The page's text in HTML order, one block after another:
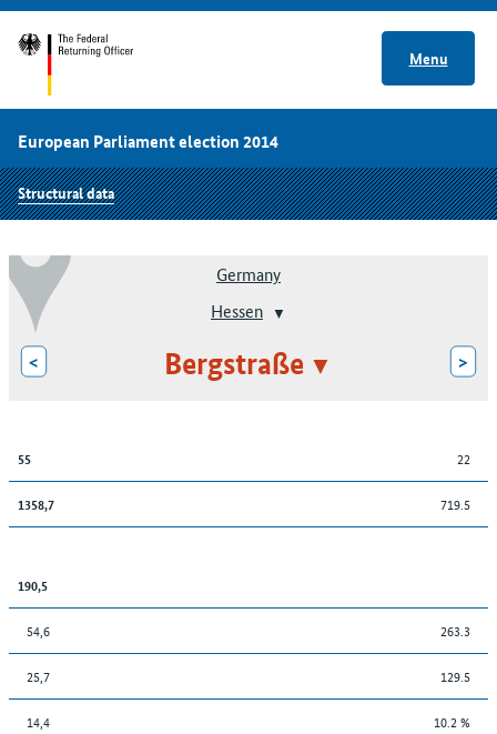
Menu
European Parliament election 2014
Structural data
Germany
Hessen
< Bergstraße >
55 22
1358,7 719.5
190,5
54,6 263.3
25,7 129.5
14,4 10.2 %